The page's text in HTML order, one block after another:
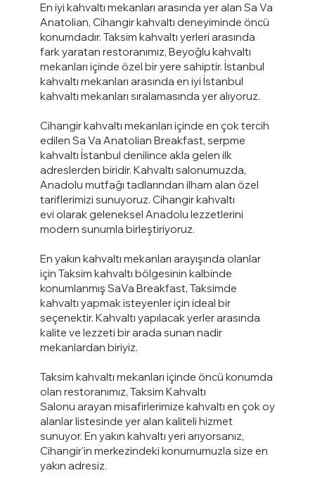
En iyi kahvaltı mekanları arasında yer alan Sa Va
Anatolian, Cihangir kahvaltı deneyiminde öncü
konumdadır. Taksim kahvaltı yerleri arasında
fark yaratan restoranımız, Beyoğlu kahvaltı
mekanları içinde özel bir yere sahiptir. İstanbul
kahvaltı mekanları arasında en iyi İstanbul
kahvaltı mekanları sıralamasında yer alıyoruz.
Cihangir kahvaltı mekanları içinde en çok tercih
edilen Sa Va Anatolian Breakfast, serpme
kahvaltı İstanbul denilince akla gelen ilk
adreslerden biridir. Kahvaltı salonumuzda,
Anadolu mutfağı tadlarından ilham alan özel
tariflerimizi sunuyoruz. Cihangir kahvaltı
evi olarak geleneksel Anadolu lezzetlerini
modern sunumla birleştiriyoruz.
En yakın kahvaltı mekanları arayışında olanlar
için Taksim kahvaltı bölgesinin kalbinde
konumlanmış SaVa Breakfast, Taksimde
kahvaltı yapmak isteyenler için ideal bir
seçenektir. Kahvaltı yapılacak yerler arasında
kalite ve lezzeti bir arada sunan nadir
mekanlardan biriyiz.
Taksim kahvaltı mekanları içinde öncü konumda
olan restoranımız, Taksim Kahvaltı
Salonu arayan misafirlerimize kahvaltı en çok oy
alanlar listesinde yer alan kaliteli hizmet
sunuyor. En yakın kahvaltı yeri arıyorsanız,
Cihangir'in merkezindeki konumumuzla size en
yakın adresiz.